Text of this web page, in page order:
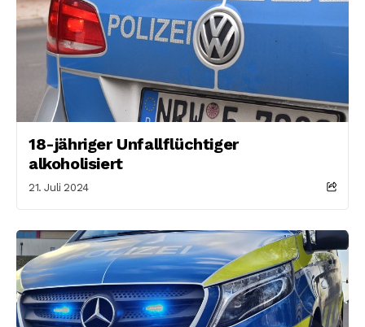
18-jähriger Unfallflüchtiger
alkoholisiert
21. Juli 2024